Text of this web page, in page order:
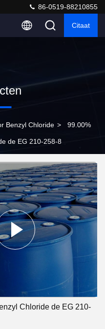
86-0519-88210855
Citaat
Benzyl Chloride > 99.00%
de EG 210-258-8
Chloride de EG 210-